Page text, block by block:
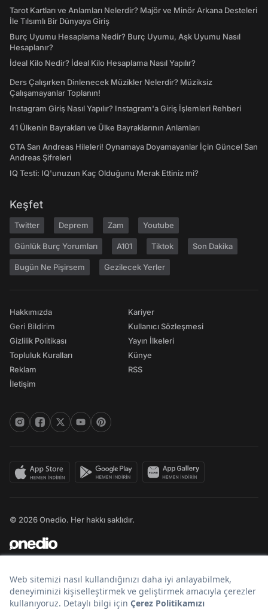
Tarot Kartları ve Anlamları Nelerdir? Majör ve Minör Arkana Desteleri
İle Tılsımlı Bir Dünyaya Giriş
Burç Uyumu Hesaplama Nedir? Burç Uyumu, Aşk Uyumu Nasıl
Hesaplanır?
İdeal Kilo Nedir? İdeal Kilo Hesaplama Nasıl Yapılır?
Ders Çalışırken Dinlenecek Müzikler Nelerdir? Müziksiz
Çalışamayanlar Toplanın!
Instagram Giriş Nasıl Yapılır? Instagram'a Giriş İşlemleri Rehberi
41 Ülkenin Bayrakları ve Ülke Bayraklarının Anlamları
GTA San Andreas Hileleri! Oynamaya Doyamayanlar İçin Güncel San
Andreas Şifreleri
IQ Testi: IQ'unuzun Kaç Olduğunu Merak Ettiniz mi?
Keşfet
Twitter Deprem Zam Youtube
Günlük Burç Yorumları A101 Tiktok Son Dakika
Bugün Ne Pişirsem Gezilecek Yerler
Hakkımızda
Geri Bildirim
Gizlilik Politikası
Topluluk Kuralları
Reklam
İletişim
Kariyer
Kullanıcı Sözleşmesi
Yayın İlkeleri
Künye
RSS
© 2026 Onedio. Her hakkı saklıdır.
Bir markasıdır.